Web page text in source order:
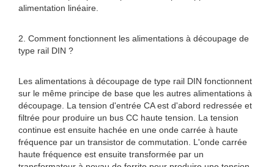
alimentation linéaire.
2. Comment fonctionnent les alimentations à découpage de
type rail DIN ?
Les alimentations à découpage de type rail DIN fonctionnent
sur le même principe de base que les autres alimentations à
découpage. La tension d'entrée CA est d'abord redressée et
filtrée pour produire un bus CC haute tension. La tension
continue est ensuite hachée en une onde carrée à haute
fréquence par un transistor de commutation. L'onde carrée
haute fréquence est ensuite transformée par un